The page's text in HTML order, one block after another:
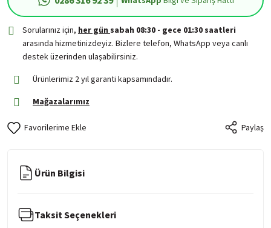
Sorularınız için, her gün sabah 08:30 - gece 01:30 saatleri
arasında hizmetinizdeyiz. Bizlere telefon, WhatsApp veya canlı
destek üzerinden ulaşabilirsiniz.
Ürünlerimiz 2 yıl garanti kapsamındadır.
Mağazalarımız
Paylaş
Ürün Bilgisi
Taksit Seçenekleri